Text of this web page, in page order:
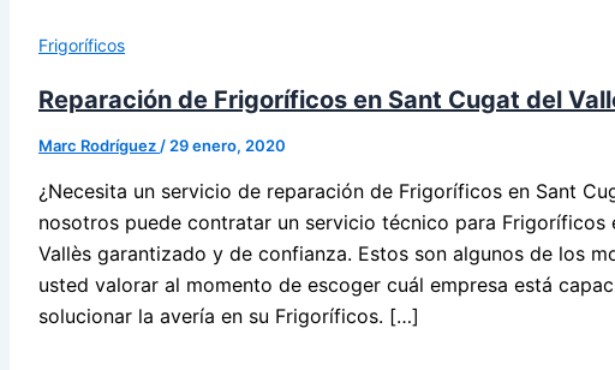
Frigoríficos
Reparación de Frigoríficos en Sant Cugat del
Marc Rodríguez / 29 enero, 2020
¿Necesita un servicio de reparación de Frigoríficos en Sant
nosotros puede contratar un servicio técnico para Frigoríficos
Vallès garantizado y de confianza. Estos son algunos de los
usted valorar al momento de escoger cuál empresa está
solucionar la avería en su Frigoríficos. […]